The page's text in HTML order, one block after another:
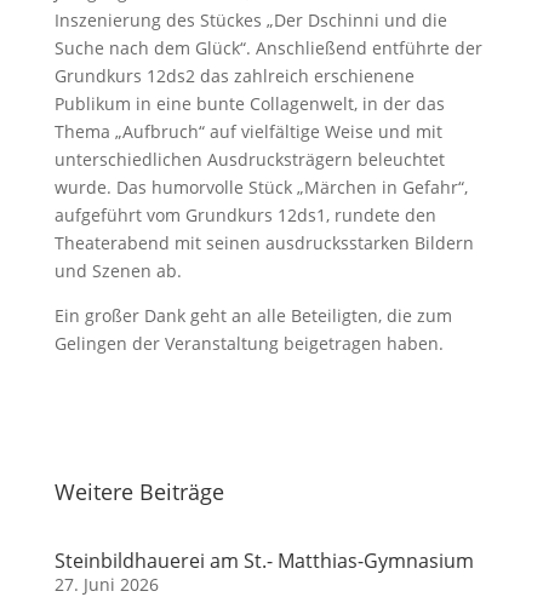
Inszenierung des Stückes „Der Dschinni und die
Suche nach dem Glück“. Anschließend entführte der
Grundkurs 12ds2 das zahlreich erschienene
Publikum in eine bunte Collagenwelt, in der das
Thema „Aufbruch“ auf vielfältige Weise und mit
unterschiedlichen Ausdrucksträgern beleuchtet
wurde. Das humorvolle Stück „Märchen in Gefahr“,
aufgeführt vom Grundkurs 12ds1, rundete den
Theaterabend mit seinen ausdrucksstarken Bildern
und Szenen ab.
Ein großer Dank geht an alle Beteiligten, die zum
Gelingen der Veranstaltung beigetragen haben.
Weitere Beiträge
Steinbildhauerei am St.- Matthias-Gymnasium
27. Juni 2026